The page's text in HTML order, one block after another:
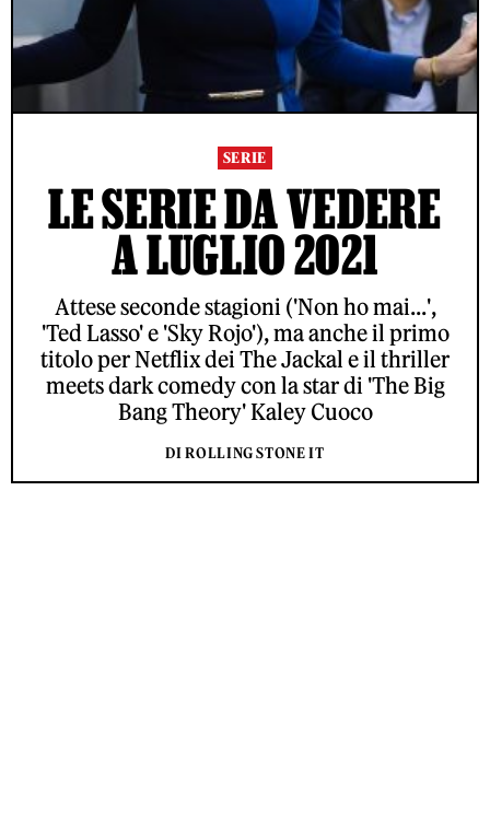
SERIE
LE SERIE DA VEDERE
A LUGLIO 2021
Attese seconde stagioni ('Non ho mai...',
'Ted Lasso' e 'Sky Rojo'), ma anche il primo
titolo per Netflix dei The Jackal e il thriller
meets dark comedy con la star di 'The Big
Bang Theory' Kaley Cuoco
DI ROLLING STONE IT